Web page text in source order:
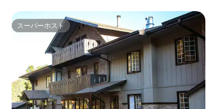
スーパーホスト
スーパーホスト